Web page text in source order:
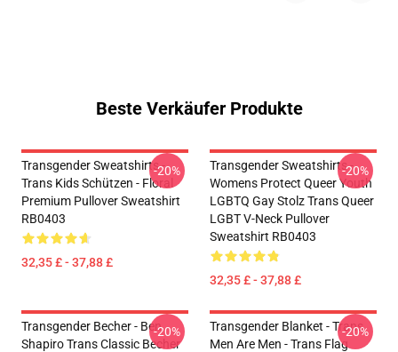
Beste Verkäufer Produkte
Transgender Sweatshirts -
Trans Kids Schützen - Floral
Premium Pullover Sweatshirt
RB0403
32,35 £ - 37,88 £
-20%
Transgender Sweatshirts -
Womens Protect Queer Youth
LGBTQ Gay Stolz Trans Queer
LGBT V-Neck Pullover
Sweatshirt RB0403
32,35 £ - 37,88 £
-20%
Transgender Becher - Ben
Shapiro Trans Classic Becher
-20%
Transgender Blanket - Trans
Men Are Men - Trans Flag
-20%